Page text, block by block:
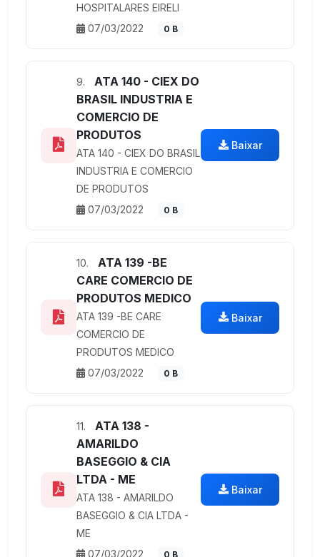
HOSPITALARES EIRELI
07/03/2022
0 B
9.
ATA 140 - CIEX DO
BRASIL INDUSTRIA E
COMERCIO DE
PRODUTOS
ATA 140 - CIEX DO BRASIL
INDUSTRIA E COMERCIO
DE PRODUTOS
07/03/2022
0 B
Baixar
10.
ATA 139 -BE
CARE COMERCIO DE
PRODUTOS MEDICO
ATA 139 -BE CARE
COMERCIO DE
PRODUTOS MEDICO
07/03/2022
0 B
Baixar
11.
ATA 138 -
AMARILDO
BASEGGIO & CIA
LTDA - ME
ATA 138 - AMARILDO
BASEGGIO & CIA LTDA -
ME
07/03/2022
0 B
Baixar